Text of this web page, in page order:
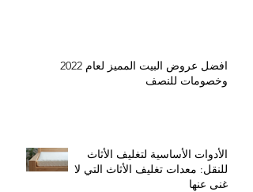
افضل عروض البيت المميز لعام 2022
وخصومات للنصف
الأدوات الأساسية لتغليف الأثاث
للنقل: معدات تغليف الأثاث التي لا
غنى عنها